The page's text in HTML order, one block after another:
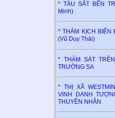
* TÀU SẮT BẾN
Minh)
* THẢM KỊCH BIỂN
(Vũ Duy Thái)
* THẢM SÁT
TRƯỜNG SA
* THỊ XÃ
VINH DANH
THUYỀN NHÂN